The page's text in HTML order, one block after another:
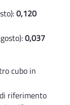
0,120
0,037
cubo in
riferimento